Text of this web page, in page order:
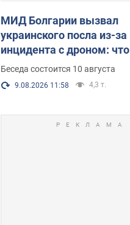
МИД Болгарии вызвал
украинского посла из-за
инцидента с дроном: что
произошло
Беседа состоится 10 августа
9.08.2026 11:58 4,3 т.